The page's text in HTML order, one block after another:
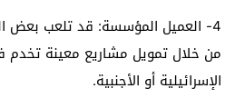
4- العميل المؤسسة: قد تلعب بعض
من خلال تمويل مشاريع معينة تخدم
الإسرائيلية أو الأجنبية.